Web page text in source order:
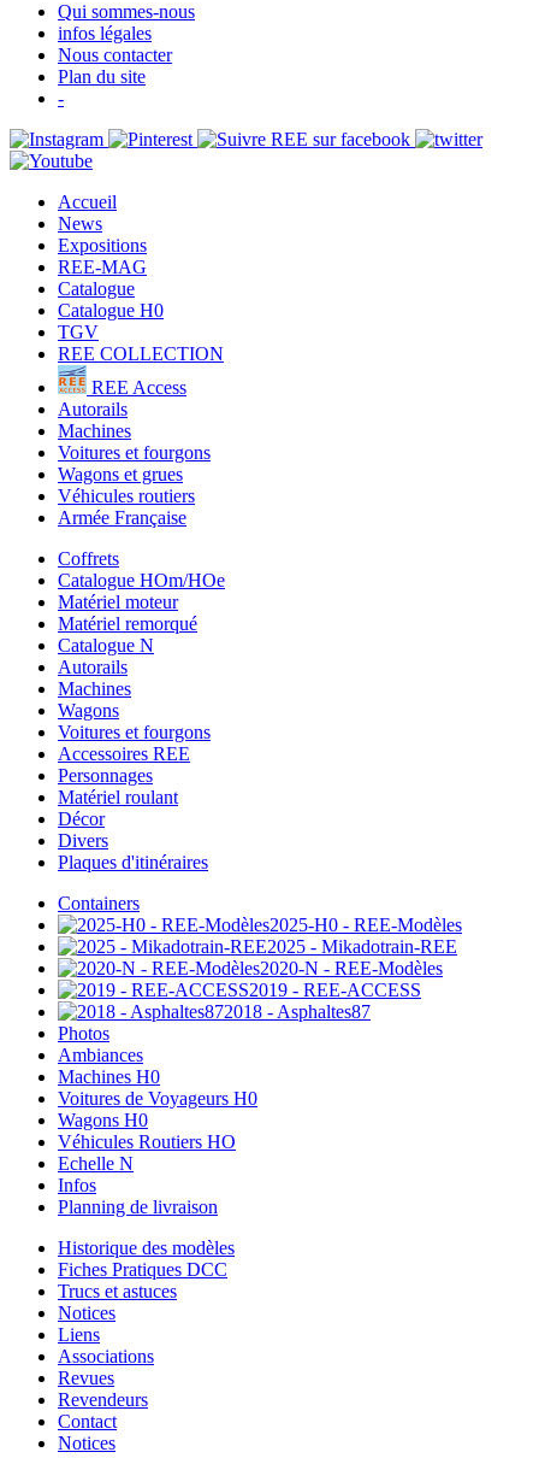
Qui sommes-nous
infos légales
Nous contacter
Plan du site
-
Accueil
News
Expositions
REE-MAG
Catalogue
Catalogue H0
TGV
REE COLLECTION
REE Access
Autorails
Machines
Voitures et fourgons
Wagons et grues
Véhicules routiers
Armée Française
Coffrets
Catalogue HOm/HOe
Matériel moteur
Matériel remorqué
Catalogue N
Autorails
Machines
Wagons
Voitures et fourgons
Accessoires REE
Personnages
Matériel roulant
Décor
Divers
Plaques d'itinéraires
Containers
2025-H0 - REE-Modèles
2025 - Mikadotrain-REE
2020-N - REE-Modèles
2019 - REE-ACCESS
2018 - Asphaltes87
Photos
Ambiances
Machines H0
Voitures de Voyageurs H0
Wagons H0
Véhicules Routiers HO
Echelle N
Infos
Planning de livraison
Historique des modèles
Fiches Pratiques DCC
Trucs et astuces
Notices
Liens
Associations
Revues
Revendeurs
Contact
Notices